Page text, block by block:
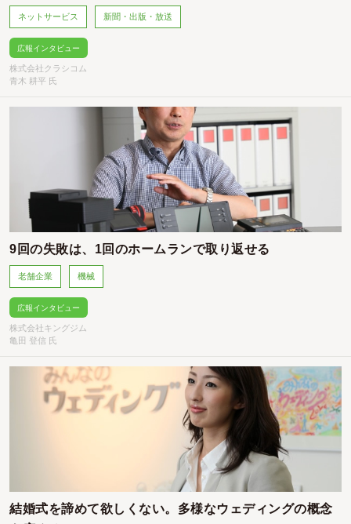
ネットサービス 新聞・出版・放送
広報インタビュー
株式会社クラシコム
青木 耕平 氏
9回の失敗は、1回のホームランで取り返せる
老舗企業 機械
広報インタビュー
株式会社キングジム
亀田 登信 氏
結婚式を諦めて欲しくない。多様なウェディングの概念